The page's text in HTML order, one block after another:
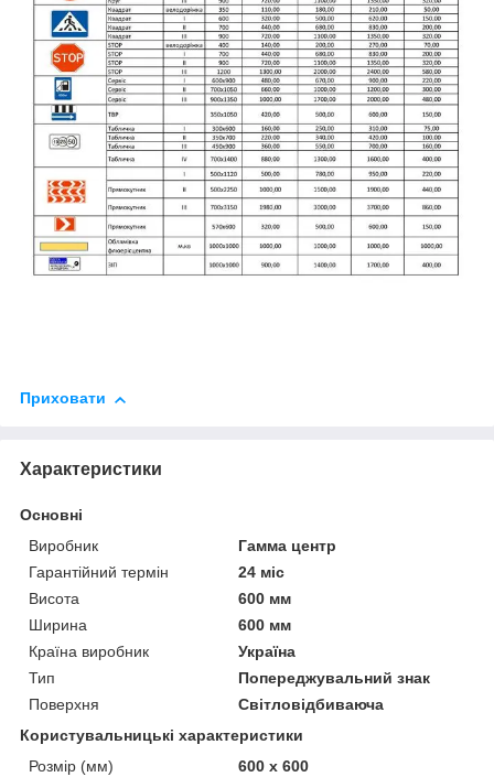
Приховати
Характеристики
Основні
Виробник
Гамма центр
Гарантійний термін
24 міс
Висота
600 мм
Ширина
600 мм
Країна виробник
Україна
Тип
Попереджувальний знак
Поверхня
Світловідбиваюча
Користувальницькі характеристики
Розмір (мм)
600 х 600